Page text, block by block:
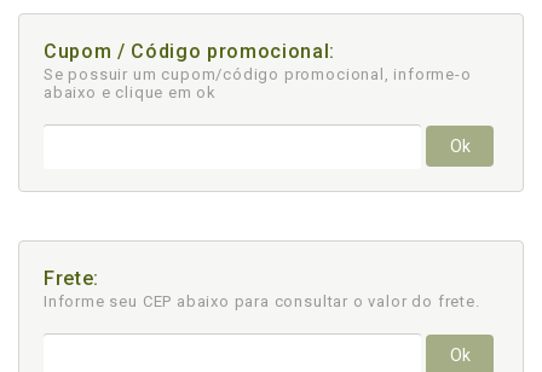
Cupom / Código promocional:
Se possuir um cupom/código promocional, informe-o
abaixo e clique em ok
Ok
Frete:
Informe seu CEP abaixo para consultar o valor do frete.
Ok